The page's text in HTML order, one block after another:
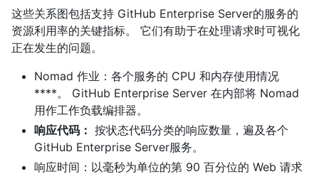
这些关系图包括支持 GitHub Enterprise Server的服务的
资源利用率的关键指标。 它们有助于在处理请求时可视化
正在发生的问题。
Nomad 作业：各个服务的 CPU 和内存使用情况
****。 GitHub Enterprise Server 在内部将 Nomad
用作工作负载编排器。
响应代码： 按状态代码分类的响应数量，遍及各个
GitHub Enterprise Server服务。
响应时间：以毫秒为单位的第 90 百分位的 Web 请求